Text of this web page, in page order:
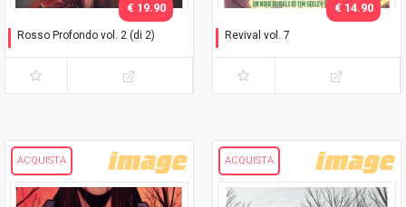
Rosso Profondo vol. 2 (di 2)
€ 19.90
Revival vol. 7
€ 14.90
ACQUISTA ACQUISTA